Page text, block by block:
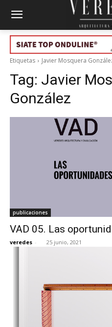
Etiquetas Javier Mosquera
Tag: Javier
González
publicaciones
VAD 05. Las
veredes - 25 junio, 2021